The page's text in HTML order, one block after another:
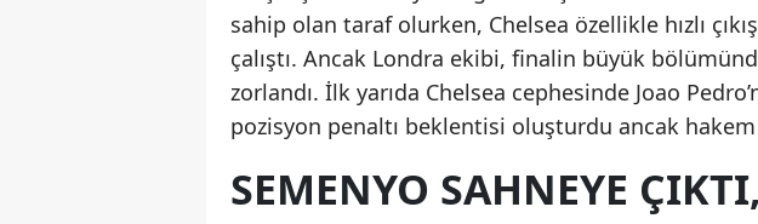
sahip olan taraf olurken, Chelsea özellikle hızlı
çalıştı. Ancak Londra ekibi, finalin büyük
zorlandı. İlk yarıda Chelsea cephesinde Joao
pozisyon penaltı beklentisi oluşturdu ancak hakem
SEMENYO SAHNEYE